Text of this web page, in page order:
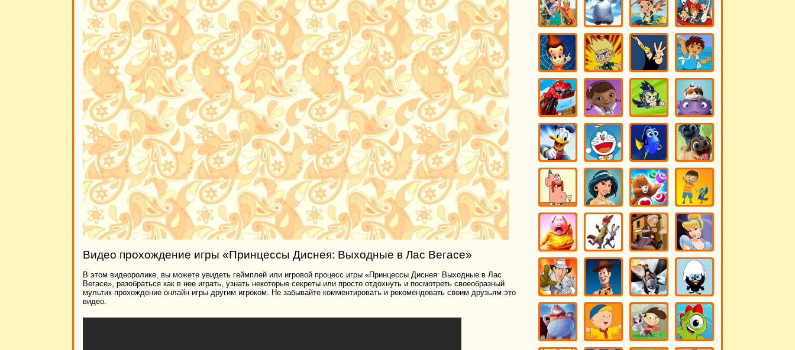
Видео прохождение игры «Принцессы Диснея: Выходные в Лас Вегасе»
В этом видеоролике, вы можете увидеть геймплей или игровой процесс игры «Принцессы Диснея: Выходные в Лас
Вегасе», разобраться как в нее играть, узнать некоторые секреты или просто отдохнуть и посмотреть своеобразный
мультик прохождение онлайн игры другим игроком. Не забывайте комментировать и рекомендовать своим друзьям это
видео.